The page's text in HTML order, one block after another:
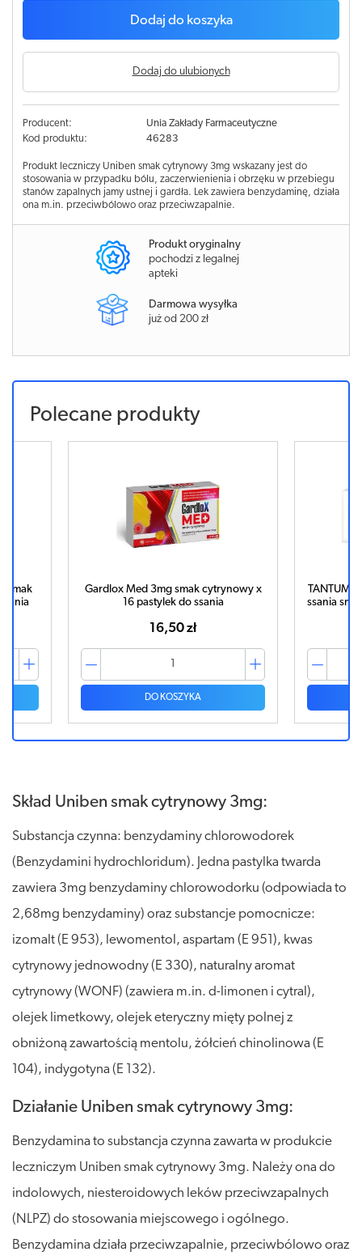
Dodaj do koszyka
Dodaj do ulubionych
Producent:
Unia Zakłady Farmaceutyczne
Kod produktu:
46283
Produkt leczniczy Uniben smak cytrynowy 3mg wskazany jest do
stosowania w przypadku bólu, zaczerwienienia i obrzęku w przebiegu
stanów zapalnych jamy ustnej i gardła. Lek zawiera benzydaminę, działa
ona m.in. przeciwbólowo oraz przeciwzapalnie.
Produkt oryginalny
pochodzi z legalnej
apteki
Darmowa wysyłka
już od 200 zł
Polecane produkty
smak
Gardlox Med 3mg smak cytrynowy x
16 pastylek do ssania
16,50 zł
DO KOSZYKA
TANTUM
ssania
Skład Uniben smak cytrynowy 3mg:
Substancja czynna: benzydaminy chlorowodorek
(Benzydamini hydrochloridum). Jedna pastylka twarda
zawiera 3mg benzydaminy chlorowodorku (odpowiada to
2,68mg benzydaminy) oraz substancje pomocnicze:
izomalt (E 953), lewomentol, aspartam (E 951), kwas
cytrynowy jednowodny (E 330), naturalny aromat
cytrynowy (WONF) (zawiera m.in. d-limonen i cytral),
olejek limetkowy, olejek eteryczny mięty polnej z
obniżoną zawartością mentolu, żółcień chinolinowa (E
104), indygotyna (E 132).
Działanie Uniben smak cytrynowy 3mg:
Benzydamina to substancja czynna zawarta w produkcie
leczniczym Uniben smak cytrynowy 3mg. Należy ona do
indolowych, niesteroidowych leków przeciwzapalnych
(NLPZ) do stosowania miejscowego i ogólnego.
Benzydamina działa przeciwzapalnie, przeciwbólowo oraz